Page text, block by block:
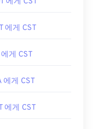
에게 CST
게 CST
에게 CST
에게 CST